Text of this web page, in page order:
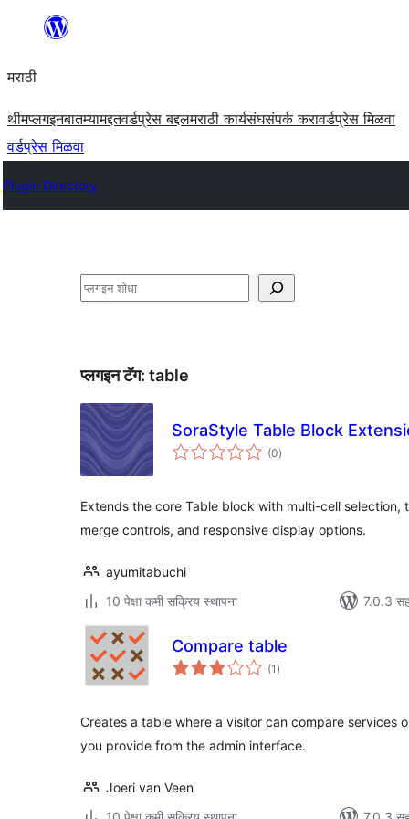
सामुग्रीवर
मराठी
थीमप्लगइनबातम्यामद्दतवर्डप्रेस बद्दलमराठी कार्यसंघसंपर्क करावर्डप्रेस मिळवा
वर्डप्रेस मिळवा
Plugin Directory
शोधा
प्लगइन टॅग: table
SoraStyle Table Block
(0एकूण
मूल्यांकन
)
Extends the core Table block with multi-cell
merge controls, and responsive display options.
ayumitabuchi
10 पेक्षा कमी सक्रिय स्थापना
7.0.3
Compare table
(1 एकूण
मूल्यांकन
)
Creates a table where a visitor can compare services
you provide from the admin interface.
Joeri van Veen